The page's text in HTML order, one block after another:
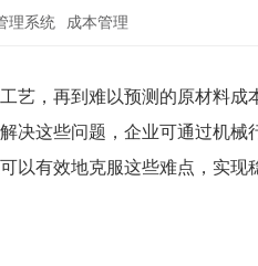
仓库管理
销售管理
成本核算
财务管理
五金金属
理系统 成本管理
艺，再到难以预测的原材料成
决这些问题，企业可通过机械
以有效地克服这些难点，实现